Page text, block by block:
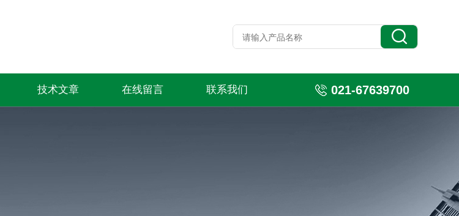
技术文章 在线留言 联系我们 021-67639700